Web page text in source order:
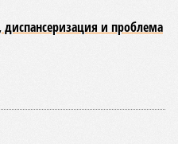
диспансеризация и проблема